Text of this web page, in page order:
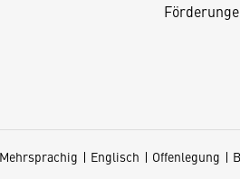
Mehrsprachig Englisch Offenlegung